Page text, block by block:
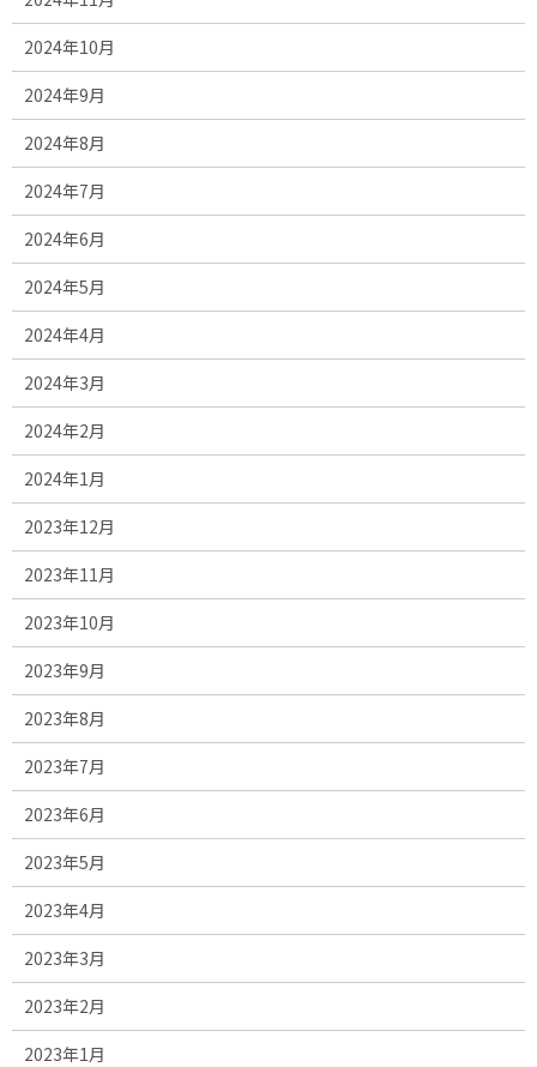
2024年10月
2024年9月
2024年8月
2024年7月
2024年6月
2024年5月
2024年4月
2024年3月
2024年2月
2024年1月
2023年12月
2023年11月
2023年10月
2023年9月
2023年8月
2023年7月
2023年6月
2023年5月
2023年4月
2023年3月
2023年2月
2023年1月